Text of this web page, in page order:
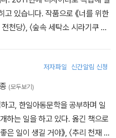
있습니다. 작품으로 《너를 위한
천당〉, 〈숲속 세탁소 시라기쿠 할
저자파일 신간알림 신청
(모두보기)
고, 한일아동문학을 공부하며 일
하는 일을 하고 있다. 옮긴 책으로
은 일이 생길 거야》, 〈추리 천재 엉